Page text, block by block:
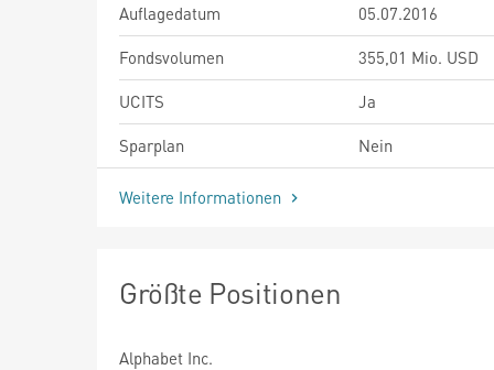
Auflagedatum
05.07.2016
Fondsvolumen
355,01 Mio. USD
UCITS
Ja
Sparplan
Nein
Weitere Informationen
Größte Positionen
Alphabet Inc.